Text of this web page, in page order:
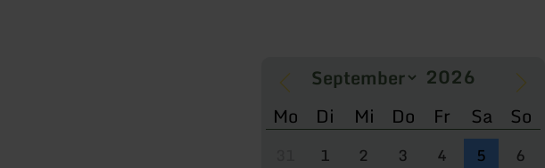
Mo Di Mi Do Fr Sa So
1 2 3 4 5
6